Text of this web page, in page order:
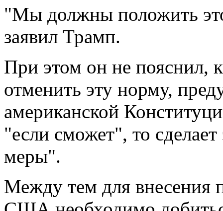
"Мы должны положить
заявил Трамп.
При этом он не пояснил,
отменить эту норму,
американской
"если сможет", то
меры".
Между тем для внесения